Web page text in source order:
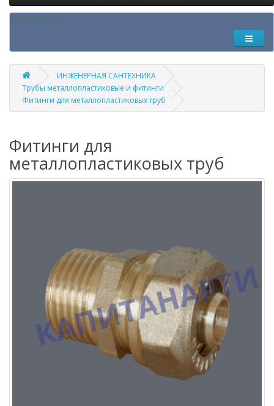
Информация
ИНЖЕНЕРНАЯ САНТЕХНИКА
Трубы металлопластиковые и фитинги
Фитинги для металлопластиковых труб
Фитинги для
металлопластиковых труб